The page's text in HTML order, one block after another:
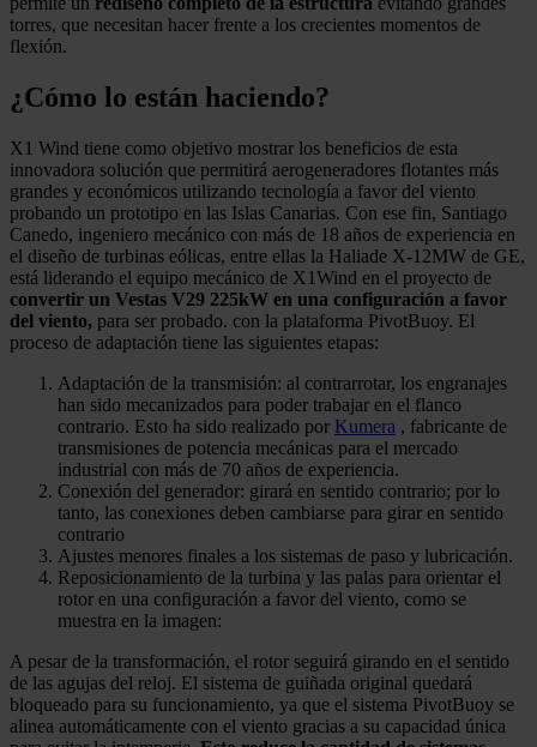
torres, que necesitan hacer frente a los crecientes momentos de
flexión.
¿Cómo lo están haciendo?
X1 Wind tiene como objetivo mostrar los beneficios de esta
innovadora solución que permitirá aerogeneradores flotantes más
grandes y económicos utilizando tecnología a favor del viento
probando un prototipo en las Islas Canarias. Con ese fin, Santiago
Canedo, ingeniero mecánico con más de 18 años de experiencia en
el diseño de turbinas eólicas, entre ellas la Haliade X-12MW de GE,
está liderando el equipo mecánico de X1Wind en el proyecto de
convertir un Vestas V29 225kW en una configuración a favor
del viento, para ser probado. con la plataforma PivotBuoy. El
proceso de adaptación tiene las siguientes etapas:
Adaptación de la transmisión: al contrarrotar, los engranajes
han sido mecanizados para poder trabajar en el flanco
contrario. Esto ha sido realizado por Kumera , fabricante de
transmisiones de potencia mecánicas para el mercado
industrial con más de 70 años de experiencia.
Conexión del generador: girará en sentido contrario; por lo
tanto, las conexiones deben cambiarse para girar en sentido
contrario
Ajustes menores finales a los sistemas de paso y lubricación.
Reposicionamiento de la turbina y las palas para orientar el
rotor en una configuración a favor del viento, como se
muestra en la imagen:
A pesar de la transformación, el rotor seguirá girando en el sentido
de las agujas del reloj. El sistema de guiñada original quedará
bloqueado para su funcionamiento, ya que el sistema PivotBuoy se
alinea automáticamente con el viento gracias a su capacidad única